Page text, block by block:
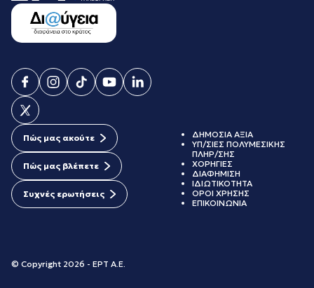
Πώς μας ακούτε
Πώς μας βλέπετε
Συχνές ερωτήσεις
© Copyright 2026 - ΕΡΤ Α.Ε.
ΔΗΜΟΣΙΑ ΑΞΙΑ
ΥΠ/ΣΙΕΣ ΠΟΛΥΜΕΣΙΚΗΣ
ΠΛΗΡ/ΣΗΣ
ΧΟΡΗΓΙΕΣ
ΔΙΑΦΗΜΙΣΗ
ΙΔΙΩΤΙΚΟΤΗΤΑ
ΟΡΟΙ ΧΡΗΣΗΣ
ΕΠΙΚΟΙΝΩΝΙΑ